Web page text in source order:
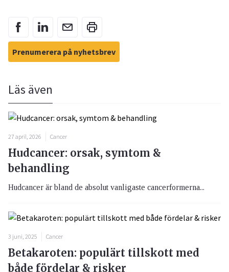
Prenumerera på nyhetsbrev
Läs även
27 april, 2026 Cancer
Hudcancer: orsak, symtom &
behandling
Hudcancer är bland de absolut vanligaste cancerformerna...
3 juni, 2025 Cancer
Betakaroten: populärt tillskott med
både fördelar & risker